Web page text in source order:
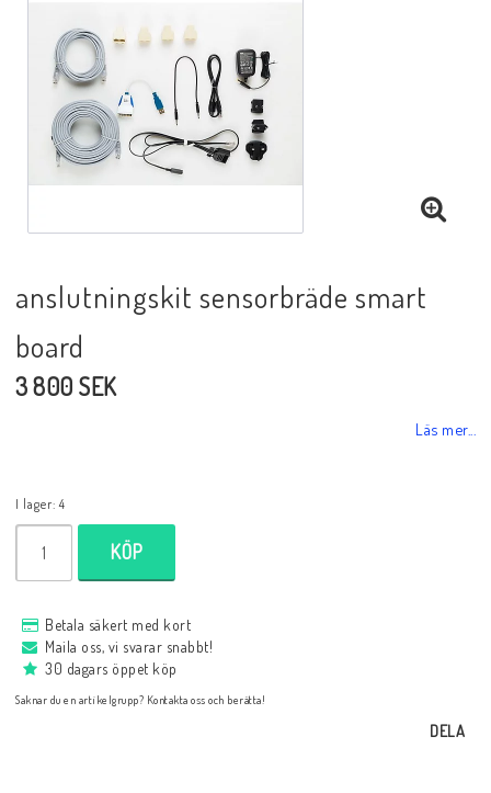
Black Week 2025
Lektioner/undervisning
Schackdatorer
Schackspelsprogram
Databaser/Databasprogram
Ladda ner
Övrigt
anslutningskit sensorbräde smart
board
3 800 SEK
Läs mer...
I lager: 4
KÖP
Betala säkert med kort
Maila oss, vi svarar snabbt!
30 dagars öppet köp
Saknar du en artikelgrupp? Kontakta oss och berätta!
DELA